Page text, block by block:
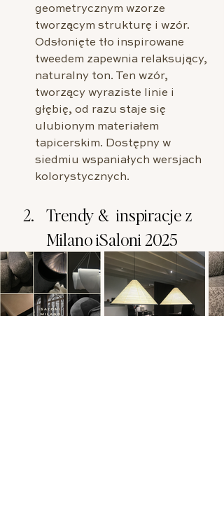
geometrycznym wzorze
tworzącym strukturę i wzór.
Odsłonięte tło inspirowane
tweedem zapewnia relaksujący,
naturalny ton. Ten wzór,
tworzący wyraziste linie i
głębię, od razu staje się
ulubionym materiałem
tapicerskim. Dostępny w
siedmiu wspaniałych wersjach
kolorystycznych.
Trendy &  inspiracje z
Milano iSaloni 2025